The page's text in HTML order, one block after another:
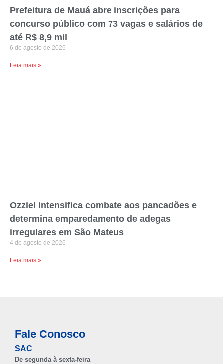
Prefeitura de Mauá abre inscrições para
concurso público com 73 vagas e salários de
até R$ 8,9 mil
6 de agosto de 2026
Leia mais »
Ozziel intensifica combate aos pancadões e
determina emparedamento de adegas
irregulares em São Mateus
4 de agosto de 2026
Leia mais »
Fale Conosco
SAC
De segunda à sexta-feira